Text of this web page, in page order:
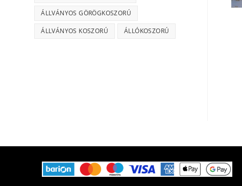
ÁLLVÁNYOS GÖRÖGKOSZORÚ
ÁLLVÁNYOS KOSZORÚ ÁLLÓKOSZORÚ